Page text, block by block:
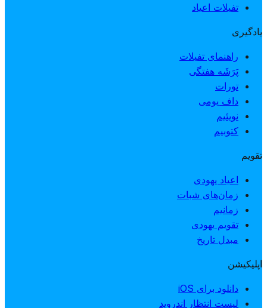
تفیلات اعیاد
یادگیری
راهنمای تفیلات
پَرَشَه هفتگی
تورات
داف یومی
نویئیم
کتوبیم
تقویم
اعیاد یهودی
زمان‌های شبات
زمانیم
تقویم یهودی
مبدل تاریخ
اپلیکیشن
دانلود برای iOS
لیست انتظار اندروید